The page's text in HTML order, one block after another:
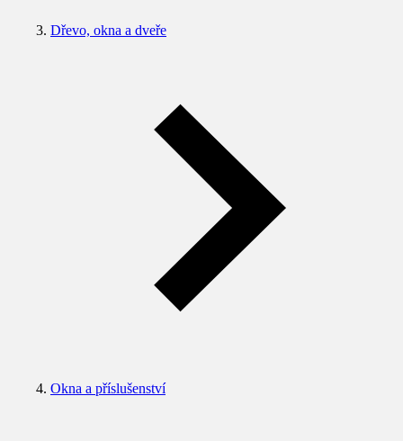
Dřevo, okna a dveře
Okna a příslušenství